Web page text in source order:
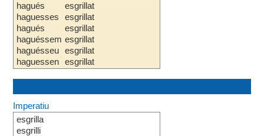
hagués
haguesses
hagués
haguéssem
haguésseu
haguessen
esgrillat
esgrillat
esgrillat
esgrillat
esgrillat
esgrillat
Imperatiu
esgrilla
esgrilli